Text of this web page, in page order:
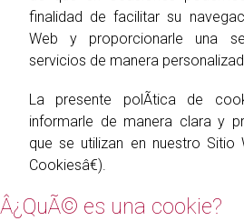
finalidad de facilitar su
Web y proporcionarle una
servicios de manera
La presente polÃ­tica de
informarle de manera clara y
que se utilizan en nuestro
Cookiesâ€).
Â¿QuÃ© es una cookie?